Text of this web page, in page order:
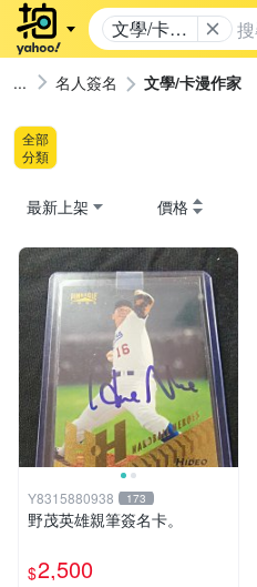
文學/卡漫
作家
名人簽名 文學/卡漫作家
全部
分類
最新上架 價格
Y8315880938 173
野茂英雄親筆簽名卡。
$2,500